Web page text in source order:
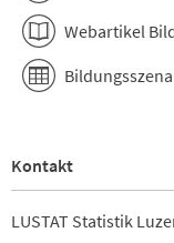
Webartikel
Kontakt
LUSTAT Statistik